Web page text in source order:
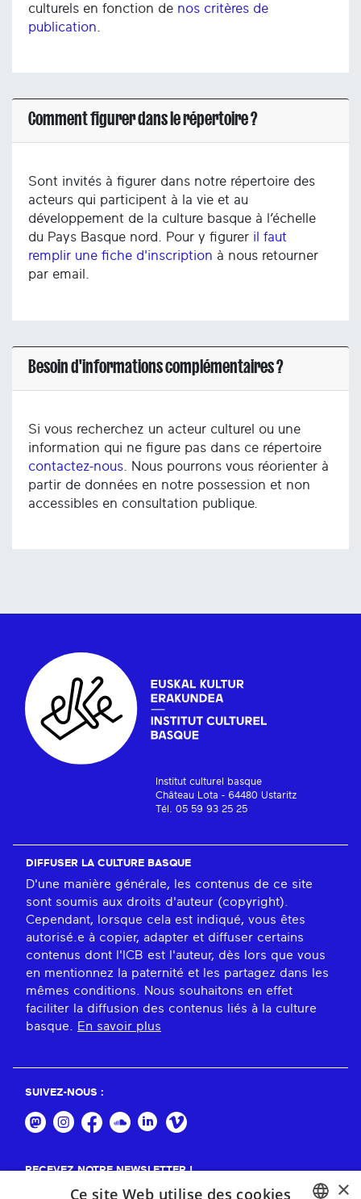
culturels en fonction de nos critères de
publication
Comment figurer dans le répertoire ?
Sont invités à figurer dans notre répertoire des
acteurs qui participent à la vie et au
développement de la culture basque à l’échelle
du Pays Basque nord. Pour y figurer il faut
remplir une fiche d'inscription à nous retourner
par email.
Besoin d'informations complémentaires ?
Si vous recherchez un acteur culturel ou une
information qui ne figure pas dans ce répertoire
contactez-nous . Nous pourrons vous réorienter à
partir de données en notre possession et non
accessibles en consultation publique.
Institut culturel basque
Château Lota - 64480 Ustaritz
Tél. 05 59 93 25 25
DIFFUSER LA CULTURE BASQUE
D'une manière générale, les contenus de ce site
sont soumis aux droits d'auteur (copyright).
Cependant, lorsque cela est indiqué, vous êtes
autorisé.e à copier, adapter et diffuser certains
contenus dont l'ICB est l'auteur, dès lors que vous
en mentionnez la paternité et les partagez dans les
mêmes conditions. Nous souhaitons en effet
faciliter la diffusion des contenus liés à la culture
basque. En savoir plus
SUIVEZ-NOUS :
RECEVEZ NOTRE NEWSLETTER !
×
Ce site Web utilise des cookies